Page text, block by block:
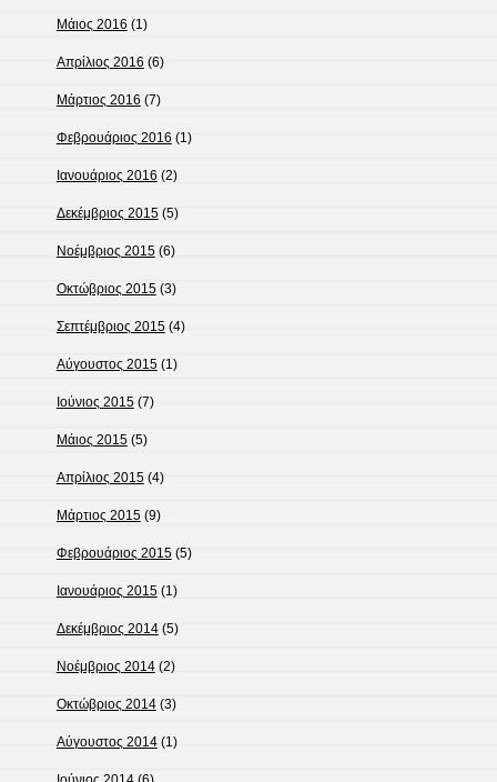
Μάιος 2016 (1)
Απρίλιος 2016 (6)
Μάρτιος 2016 (7)
Φεβρουάριος 2016 (1)
Ιανουάριος 2016 (2)
Δεκέμβριος 2015(5)
Νοέμβριος 2015(6)
Οκτώβριος 2015(3)
Σεπτέμβριος 2015(4)
Αύγουστος 2015(1)
Ιούνιος 2015(7)
Μάιος 2015(5)
Απρίλιος 2015(4)
Μάρτιος 2015(9)
Φεβρουάριος 2015(5)
Ιανουάριος 2015(1)
Δεκέμβριος 2014(5)
Νοέμβριος 2014(2)
Οκτώβριος 2014(3)
Αύγουστος 2014(1)